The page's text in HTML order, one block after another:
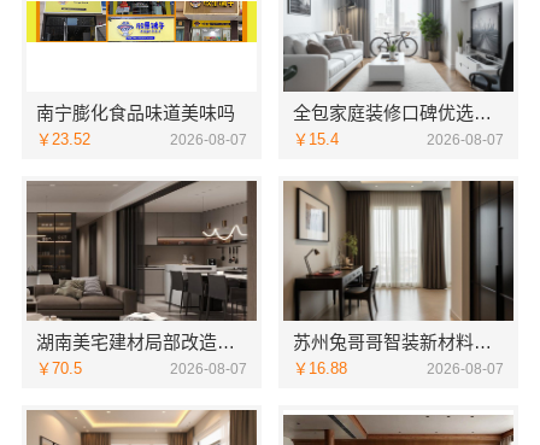
南宁膨化食品味道美味吗
￥23.52 2026-08-07
全包家庭装修口碑优选报价明细-福建尚艺空间新材料科技有限公司
￥15.4 2026-08-07
湖南美宅建材局部改造，闭口合同零增项
￥70.5 2026-08-07
苏州兔哥哥智装新材料有限公司高新区毛坯房免费量房
￥16.88 2026-08-07